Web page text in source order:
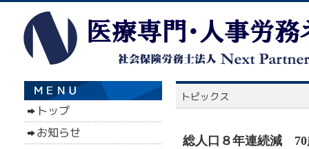
総人口８年連続減 70